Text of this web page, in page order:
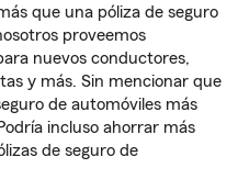
que una póliza de seguro
proveemos
nuevos conductores,
y más. Sin mencionar que
de automóviles más
incluso ahorrar más
de seguro de